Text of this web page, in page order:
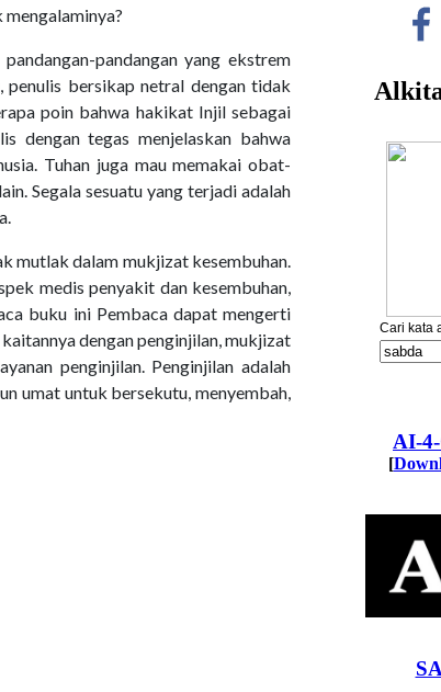
pandangan yang ekstrem
penulis bersikap netral dengan tidak
poin bahwa hakikat Injil sebagai
dengan tegas menjelaskan bahwa
Tuhan juga mau memakai obat-
Segala sesuatu yang terjadi adalah
mutlak dalam mukjizat kesembuhan.
medis penyakit dan kesembuhan,
buku ini Pembaca dapat mengerti
dengan penginjilan, mukjizat
penginjilan. Penginjilan adalah
umat untuk bersekutu, menyembah,